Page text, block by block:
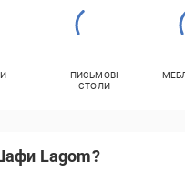
ПИСЬМОВІ
СТОЛИ
Lagom?